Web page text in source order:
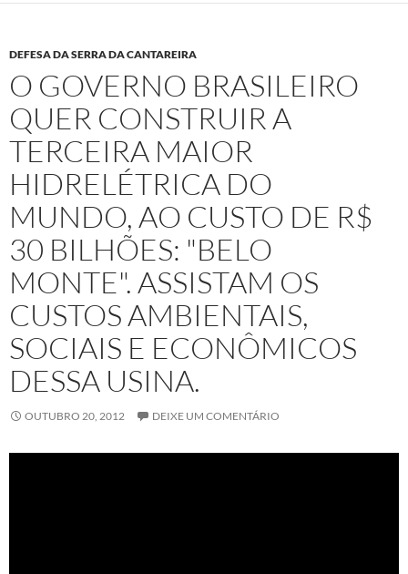
DEFESA DA SERRA DA CANTAREIRA
O GOVERNO BRASILEIRO
QUER CONSTRUIR A
TERCEIRA MAIOR
HIDRELÉTRICA DO
MUNDO, AO CUSTO DE R$
30 BILHÕES: "BELO
MONTE". ASSISTAM OS
CUSTOS AMBIENTAIS,
SOCIAIS E ECONÔMICOS
DESSA USINA.
OUTUBRO 20, 2012 DEIXE UM COMENTÁRIO